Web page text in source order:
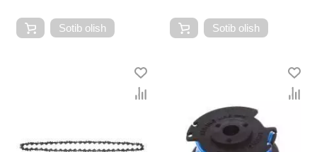
Sotib olish Sotib olish